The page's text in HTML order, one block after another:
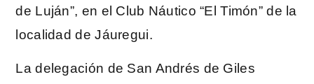
de Luján”, en el Club Náutico “El Timón” de la
localidad de Jáuregui.
La delegación de San Andrés de Giles